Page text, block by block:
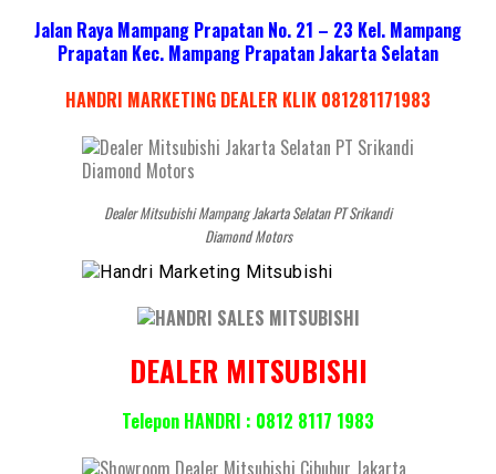
Jalan Raya Mampang Prapatan No. 21 – 23 Kel. Mampang
Prapatan Kec. Mampang Prapatan Jakarta Selatan
HANDRI MARKETING DEALER KLIK 081281171983
Dealer Mitsubishi Mampang Jakarta Selatan PT Srikandi
Diamond Motors
DEALER MITSUBISHI
Telepon HANDRI : 0812 8117 1983